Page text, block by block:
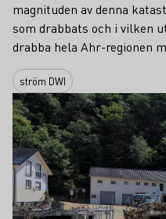
magnituden av denna
som drabbats och i vilken
drabba hela Ahr-regionen
ström DWI